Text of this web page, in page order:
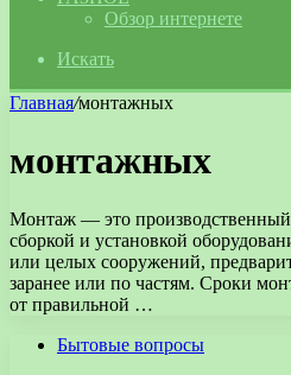
Обзор интернете
Искать
Главная/монтажных
монтажных
Монтаж — это производственный
сборкой и установкой
или целых сооружений,
заранее или по частям. Сроки
от правильной …
Бытовые вопросы